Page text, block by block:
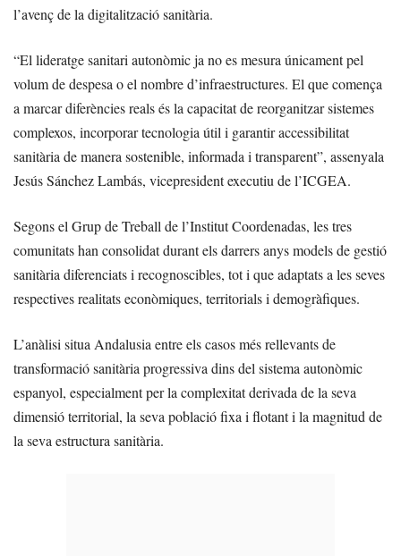
l’avenç de la digitalització sanitària.
“El lideratge sanitari autonòmic ja no es mesura únicament pel
volum de despesa o el nombre d’infraestructures. El que comença
a marcar diferències reals és la capacitat de reorganitzar sistemes
complexos, incorporar tecnologia útil i garantir accessibilitat
sanitària de manera sostenible, informada i transparent”, assenyala
Jesús Sánchez Lambás, vicepresident executiu de l’ICGEA.
Segons el Grup de Treball de l’Institut Coordenadas, les tres
comunitats han consolidat durant els darrers anys models de gestió
sanitària diferenciats i recognoscibles, tot i que adaptats a les seves
respectives realitats econòmiques, territorials i demogràfiques.
L’anàlisi situa Andalusia entre els casos més rellevants de
transformació sanitària progressiva dins del sistema autonòmic
espanyol, especialment per la complexitat derivada de la seva
dimensió territorial, la seva població fixa i flotant i la magnitud de
la seva estructura sanitària.